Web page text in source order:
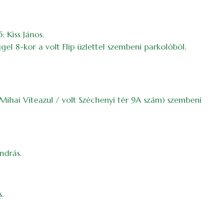
János.
8-kor a volt Flip üzlettel szembeni parkolóból.
Viteazul / volt Széchenyi tér 9A szám) szembeni